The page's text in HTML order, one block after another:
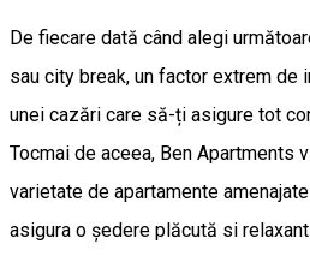
De fiecare dată când alegi
sau city break, un factor extrem de
unei cazări care să-ți asigure tot
Tocmai de aceea, Ben Apartments
varietate de apartamente
asigura o ședere plăcută si